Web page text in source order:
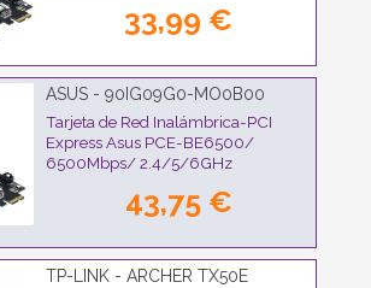
33,99 €
ASUS - 90IG09G0-MO0B00
Tarjeta de Red Inalámbrica-PCI
Express Asus PCE-BE6500/
6500Mbps/ 2.4/5/6GHz
43,75 €
TP-LINK - ARCHER TX50E